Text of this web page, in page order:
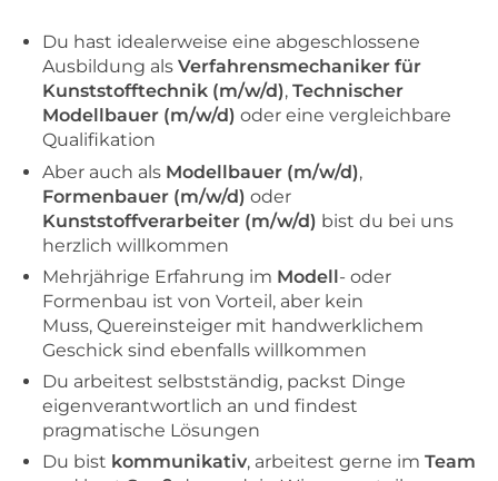
Du hast idealerweise eine abgeschlossene
Ausbildung als Verfahrensmechaniker für
Kunststofftechnik (m/w/d), Technischer
Modellbauer (m/w/d) oder eine vergleichbare
Qualifikation
Aber auch als Modellbauer (m/w/d),
Formenbauer (m/w/d) oder
Kunststoffverarbeiter (m/w/d) bist du bei uns
herzlich willkommen
Mehrjährige Erfahrung im Modell- oder
Formenbau ist von Vorteil, aber kein
Muss, Quereinsteiger mit handwerklichem
Geschick sind ebenfalls willkommen
Du arbeitest selbstständig, packst Dinge
eigenverantwortlich an und findest
pragmatische Lösungen
Du bist kommunikativ, arbeitest gerne im Team